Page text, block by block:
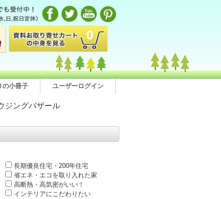
0
の小冊子 ユーザーログイン
ジングバザール
長期優良住宅・200年住宅
省エネ・エコを取り入れた家
高断熱・高気密がいい！
インテリアにこだわりたい